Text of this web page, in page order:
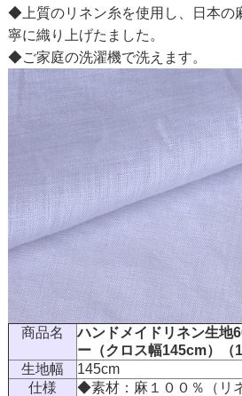
◆上質のリネン糸を使用し、日本の
寧に織り上げたました。
◆ご家庭の洗濯機で洗えます。
商品名
ハンドメイドリネン生地
ー（クロス幅145cm）（
生地幅
145cm
仕様
◆素材：麻１００％（リ